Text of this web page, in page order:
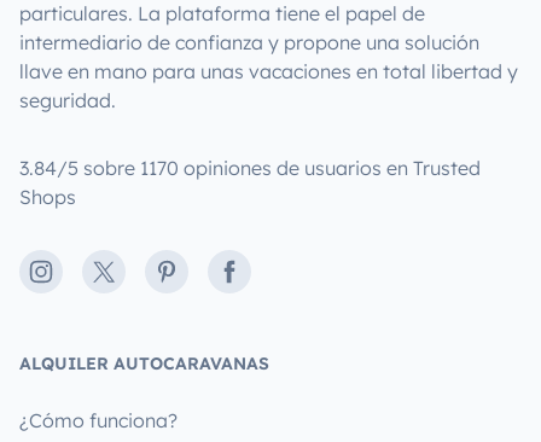
particulares. La plataforma tiene el papel de
intermediario de confianza y propone una solución
llave en mano para unas vacaciones en total libertad y
seguridad.
3.84/5 sobre 1170 opiniones de usuarios en Trusted
Shops
Instagram
X PinterestFacebook
ALQUILER AUTOCARAVANAS
¿Cómo funciona?